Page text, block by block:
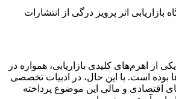
بازاریابی اثر پرویز درگی از انتشارات
از اهرم‌های کلیدی بازاریابی، همواره در
بوده است. با این حال، در ادبیات تخصصی
اقتصادی و مالی این موضوع پرداخته